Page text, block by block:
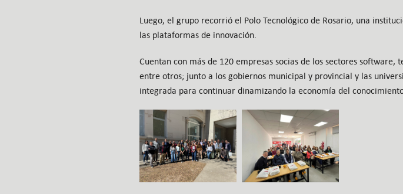
Luego, el grupo recorrió el Polo Tecnológico de Rosario, una
las plataformas de innovación.
Cuentan con más de 120 empresas socias de los sectores
entre otros; junto a los gobiernos municipal y provincial y las
integrada para continuar dinamizando la economía del